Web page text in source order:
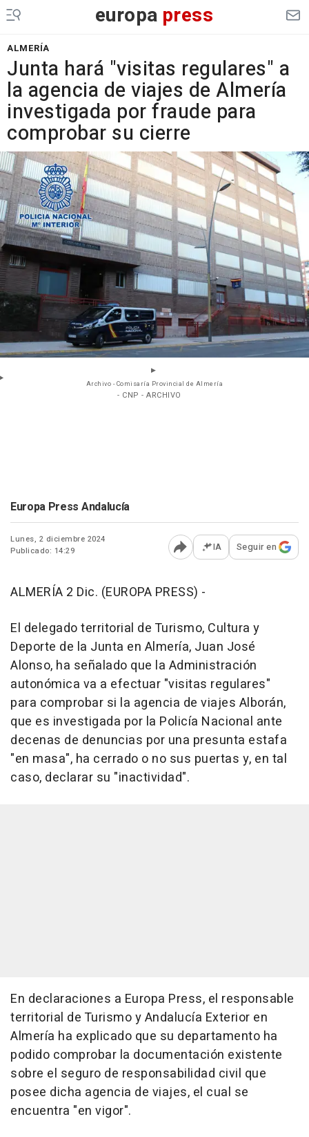
europa press
ALMERÍA
Junta hará "visitas regulares" a
la agencia de viajes de Almería
investigada por fraude para
comprobar su cierre
Archivo - Comisaría Provincial de Almería
- CNP - ARCHIVO
Europa Press Andalucía
Lunes, 2 diciembre 2024
Publicado: 14:29
Abrir opciones para
IA Seguir en
ALMERÍA 2 Dic. (EUROPA PRESS) -
El delegado territorial de Turismo, Cultura y
Deporte de la Junta en Almería, Juan José
Alonso, ha señalado que la Administración
autonómica va a efectuar "visitas regulares"
para comprobar si la agencia de viajes Alborán,
que es investigada por la Policía Nacional ante
decenas de denuncias por una presunta estafa
"en masa", ha cerrado o no sus puertas y, en tal
caso, declarar su "inactividad".
En declaraciones a Europa Press, el responsable
territorial de Turismo y Andalucía Exterior en
Almería ha explicado que su departamento ha
podido comprobar la documentación existente
sobre el seguro de responsabilidad civil que
posee dicha agencia de viajes, el cual se
encuentra "en vigor".